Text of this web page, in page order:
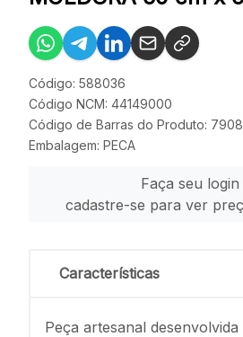
Código: 588036
Código NCM: 44149000
Código de Barras do Produto:
Embalagem: PECA
Faça seu
cadastre-se para ver
Características
Peça artesanal